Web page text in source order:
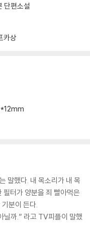
카상
단편소설
말했다. 내 목소리가 내 목
필터가 양분을 죄 빨아먹은
분이 든다.
닐까.” 라고 TV피플이 말했